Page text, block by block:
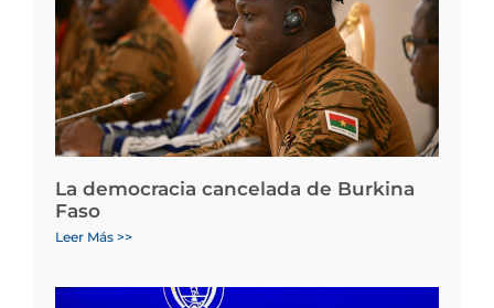
La democracia cancelada de Burkina
Faso
Leer Más >>